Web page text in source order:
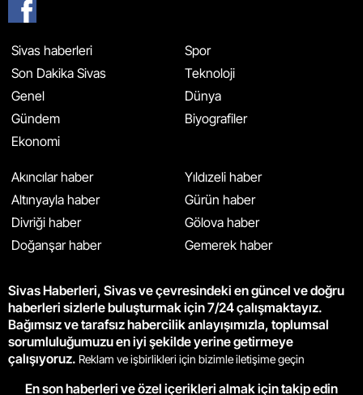
Sivas haberleri
Son Dakika Sivas
Genel
Gündem
Ekonomi
Spor
Teknoloji
Dünya
Biyografiler
Akıncılar haber
Altınyayla haber
Divriği haber
Doğanşar haber
Yıldızeli haber
Gürün haber
Gölova haber
Gemerek haber
Sivas Haberleri, Sivas ve çevresindeki en güncel ve doğru
haberleri sizlerle buluşturmak için 7/24 çalışmaktayız.
Bağımsız ve tarafsız habercilik anlayışımızla, toplumsal
sorumluluğumuzu en iyi şekilde yerine getirmeye
çalışıyoruz. Reklam ve işbirlikleri için bizimle iletişime geçin
En son haberleri ve özel içerikleri almak için takip edin